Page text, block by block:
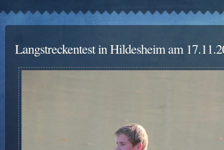
Langstreckentest in Hildesheim am